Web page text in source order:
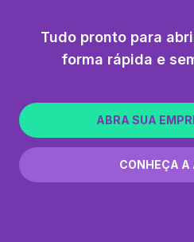
Tudo pronto para
forma rápida e
ABRA SUA
CONHEÇA A